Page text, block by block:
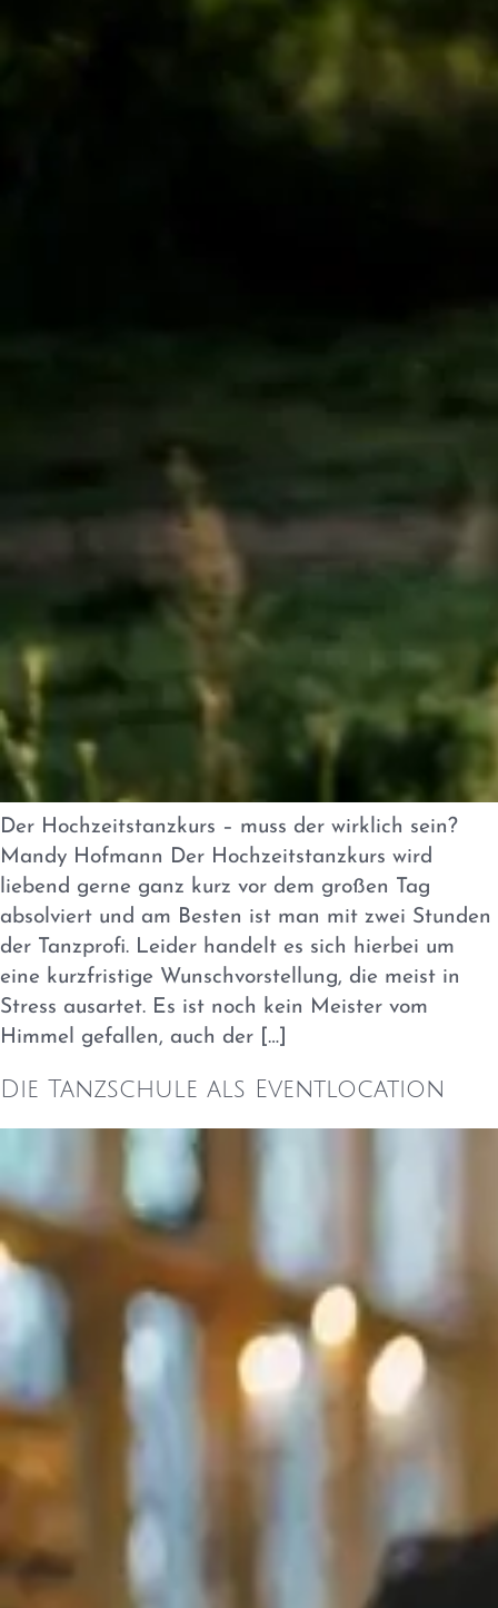
Der Hochzeitstanzkurs – muss der wirklich sein?
Mandy Hofmann Der Hochzeitstanzkurs wird
liebend gerne ganz kurz vor dem großen Tag
absolviert und am Besten ist man mit zwei Stunden
der Tanzprofi. Leider handelt es sich hierbei um
eine kurzfristige Wunschvorstellung, die meist in
Stress ausartet. Es ist noch kein Meister vom
Himmel gefallen, auch der […]
Die Tanzschule als Eventlocation